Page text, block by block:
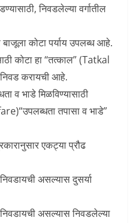
निवडलेल्या वर्गातील
बाजूला कोटा पर्याय उपलब्ध आहे.
कोटा हा “तत्काल” (Tatkal
करायची आहे.
व भाडे मिळविण्यासाठी
तपासा व भाडे”
एकट्या प्रौढ
असल्यास दुसर्या
असल्यास निवडलेल्या